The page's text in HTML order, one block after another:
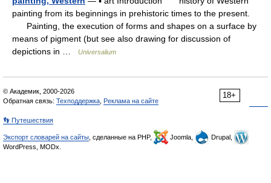
painting from its beginnings in prehistoric times to the present.
Painting, the execution of forms and shapes on a surface by
means of pigment (but see also drawing for discussion of
depictions in …
Universalium
18+
© Академик, 2000-2026
Обратная связь: Техподдержка Реклама на сайте
👣 Путешествия
Экспорт словарей на сайты , сделанные на PHP, Joomla,
Drupal,
WordPress, MODx.